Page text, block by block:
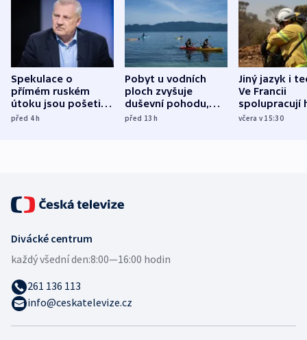
Spekulace o
přímém ruském
útoku jsou pošetilé,
míní estonský
před 4h
Pobyt u vodních
ploch zvyšuje
duševní pohodu,
ukázala
před 13h
Jiný jazyk i
Ve Francii
spolupracují
různých zemí
včera v 15:30
Divácké centrum
každý všední den:8:00—16:00 hodin
261 136 113
info@ceskatelevize.cz